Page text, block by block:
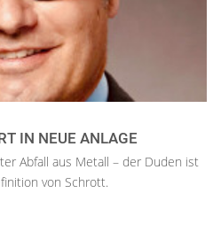
IN NEUE ANLAGE
Abfall aus Metall – der Duden ist
von Schrott.